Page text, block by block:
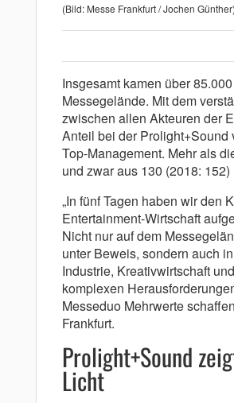
(Bild: Messe Frankfurt / Jochen Günther)
Insgesamt kamen über
Messegelände. Mit dem
zwischen allen Akteuren der
Anteil bei der Prolight+Sound
Top-Management. Mehr als
und zwar aus 130 (2018:
„In fünf Tagen haben wir den
Entertainment-Wirtschaft
Nicht nur auf dem
unter Beweis, sondern auch
Industrie, Kreativwirtschaft
komplexen
Messeduo Mehrwerte
Frankfurt.
Prolight+Sound
Licht